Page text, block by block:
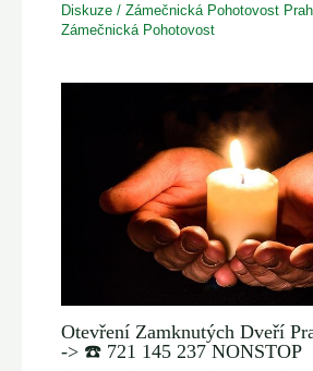
Diskuze /Zámečnická Pohotovost
Zámečnická Pohotovost
Otevření Zamknutých Dveří
-> ☎️ 721 145 237 NONSTOP